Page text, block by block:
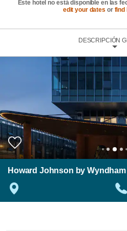
Este hotel no está disponible en las
edit your dates or find
DESCRIPCIÓN
Howard Johnson by